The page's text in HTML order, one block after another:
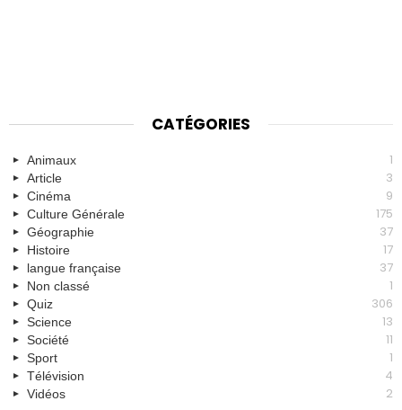
CATÉGORIES
Animaux 1
Article 3
Cinéma 9
Culture Générale 175
Géographie 37
Histoire 17
langue française 37
Non classé 1
Quiz 306
Science 13
Société 11
Sport 1
Télévision 4
Vidéos 2